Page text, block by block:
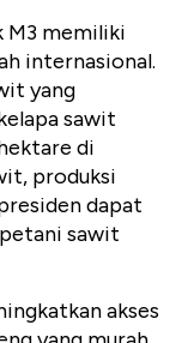
M3 memiliki
internasional.
yang
sawit
di
produksi
dapat
sawit
akses